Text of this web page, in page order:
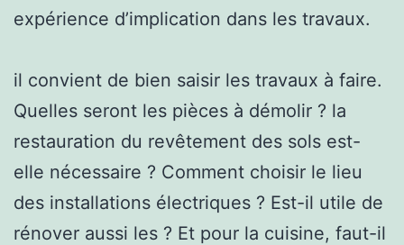
expérience d’implication dans les travaux.
il convient de bien saisir les travaux à faire.
Quelles seront les pièces à démolir ? la
restauration du revêtement des sols est-
elle nécessaire ? Comment choisir le lieu
des installations électriques ? Est-il utile de
rénover aussi les ? Et pour la cuisine, faut-il